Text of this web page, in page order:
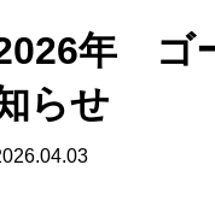
年 ゴ
らせ